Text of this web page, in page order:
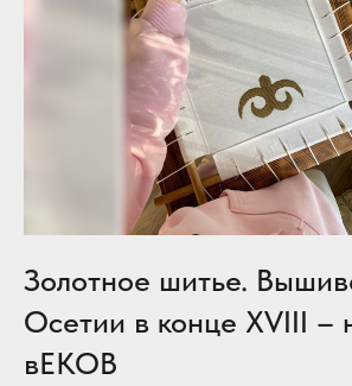
Золотное шитье.
Осетии в конце XVIII –
вЕКОВ